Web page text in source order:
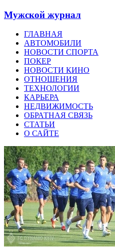
Мужской журнал
ГЛАВНАЯ
АВТОМОБИЛИ
НОВОСТИ СПОРТА
ПОКЕР
НОВОСТИ КИНО
ОТНОШЕНИЯ
ТЕХНОЛОГИИ
КАРЬЕРА
НЕДВИЖИМОСТЬ
ОБРАТНАЯ СВЯЗЬ
СТАТЬИ
О САЙТЕ